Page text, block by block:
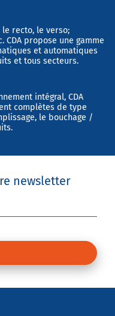
recto, le verso;
propose une gamme
et automatiques
et tous secteurs.
intégral, CDA
complètes de type
le bouchage /
newsletter